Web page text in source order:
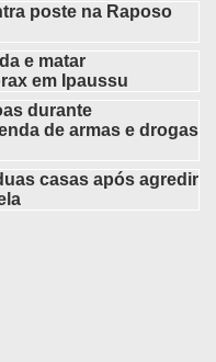
poste na Raposo
e matar
em Ipaussu
durante
de armas e drogas
casas após agredir